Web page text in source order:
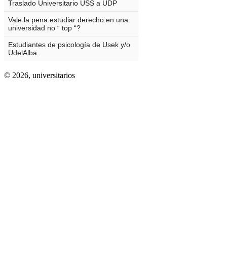
© 2026, universitarios